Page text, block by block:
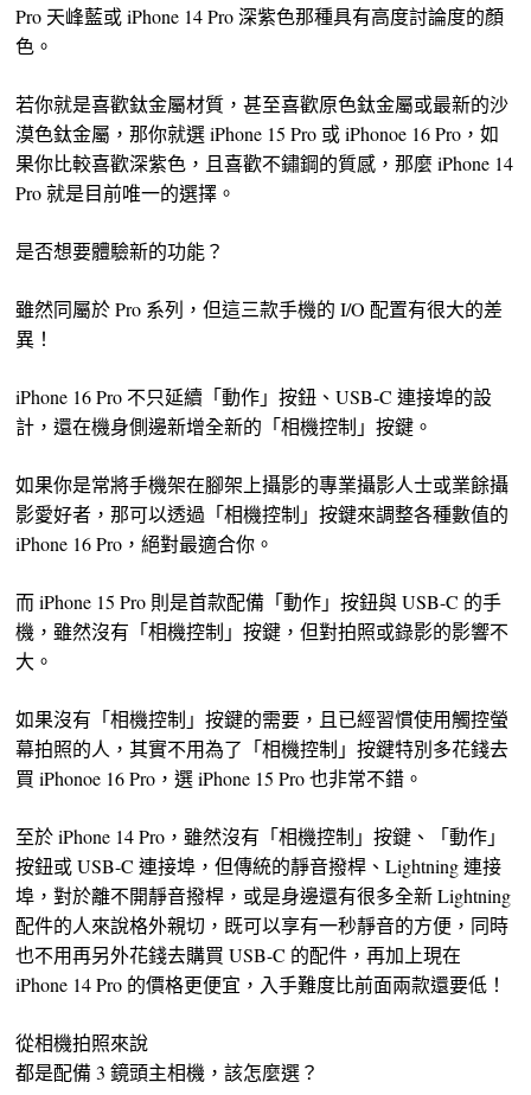
Pro 天峰藍或 iPhone 14 Pro 深紫色那種具有高度討論度的顏
色。
若你就是喜歡鈦金屬材質，甚至喜歡原色鈦金屬或最新的沙
漠色鈦金屬，那你就選 iPhone 15 Pro 或 iPhonoe 16 Pro，如
果你比較喜歡深紫色，且喜歡不鏽鋼的質感，那麼 iPhone 14
Pro 就是目前唯一的選擇。
是否想要體驗新的功能？
雖然同屬於 Pro 系列，但這三款手機的 I/O 配置有很大的差
異！
iPhone 16 Pro 不只延續「動作」按鈕、USB-C 連接埠的設
計，還在機身側邊新增全新的「相機控制」按鍵。
如果你是常將手機架在腳架上攝影的專業攝影人士或業餘攝
影愛好者，那可以透過「相機控制」按鍵來調整各種數值的
iPhone 16 Pro，絕對最適合你。
而 iPhone 15 Pro 則是首款配備「動作」按鈕與 USB-C 的手
機，雖然沒有「相機控制」按鍵，但對拍照或錄影的影響不
大。
如果沒有「相機控制」按鍵的需要，且已經習慣使用觸控螢
幕拍照的人，其實不用為了「相機控制」按鍵特別多花錢去
買 iPhonoe 16 Pro，選 iPhone 15 Pro 也非常不錯。
至於 iPhone 14 Pro，雖然沒有「相機控制」按鍵、「動作」
按鈕或 USB-C 連接埠，但傳統的靜音撥桿、Lightning 連接
埠，對於離不開靜音撥桿，或是身邊還有很多全新 Lightning
配件的人來說格外親切，既可以享有一秒靜音的方便，同時
也不用再另外花錢去購買 USB-C 的配件，再加上現在
iPhone 14 Pro 的價格更便宜，入手難度比前面兩款還要低！
從相機拍照來說
都是配備 3 鏡頭主相機，該怎麼選？